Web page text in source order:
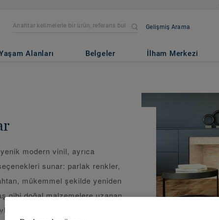
Gelişmiş Arama
Alanları Belgeler İlham Merkezi
modern vinil, ayrıca
sunar: parlak renkler,
mükemmel şekilde yeniden
gibi doğal malzemelere uzanan
eşleşen dokunma hissi